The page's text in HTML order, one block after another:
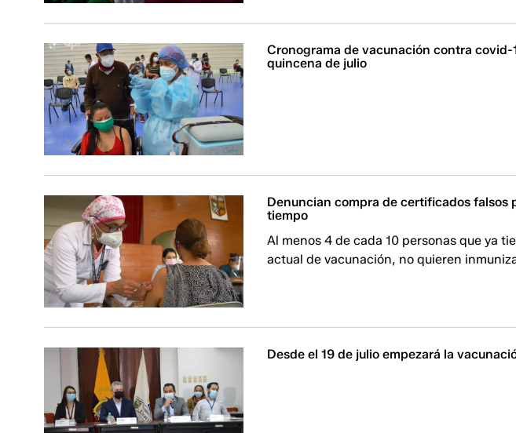
Cronograma de vacunación contra covid-
quincena de julio
Denuncian compra de certificados falsos
tiempo
Al menos 4 de cada 10 personas que ya
actual de vacunación, no quieren
Desde el 19 de julio empezará la